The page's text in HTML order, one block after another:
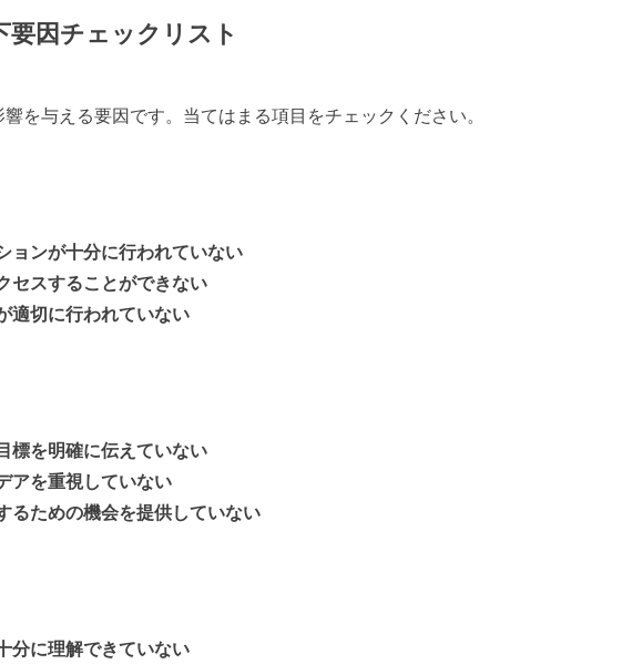
因チェックリスト
を与える要因です。当てはまる項目をチェックください。
ョンが十分に行われていない
セスすることができない
適切に行われていない
標を明確に伝えていない
アを重視していない
るための機会を提供していない
分に理解できていない